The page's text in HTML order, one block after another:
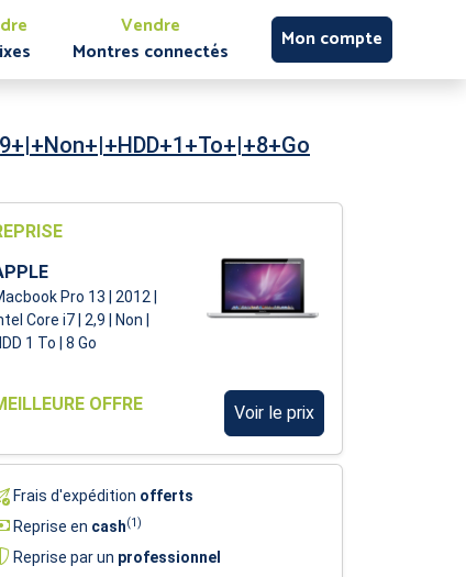
Vendre
Montres connectés
Mon compte
Pro 13 | 2012 |
Core i7 | 2,9 | Non |
1 To | 8 Go
OFFRE Voir le prix
Frais d'expédition offerts
Reprise en cash(1)
Reprise par un professionnel